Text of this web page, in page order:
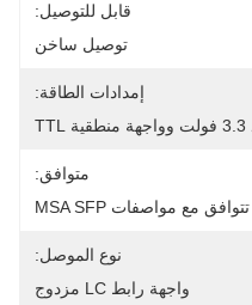
قابل للتوصيل:
توصيل ساخن
إمدادات الطاقة:
متوافق:
تتوافق مع مواصفات MSA SFP
نوع الموصل:
واجهة رابط LC مزدوج